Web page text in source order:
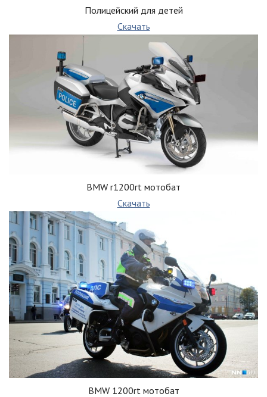
Полицейский для детей
Скачать
BMW r1200rt мотобат
Скачать
BMW 1200rt мотобат